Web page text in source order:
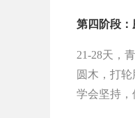
第四阶段：
21-28天，
圆木，打
学会坚持，